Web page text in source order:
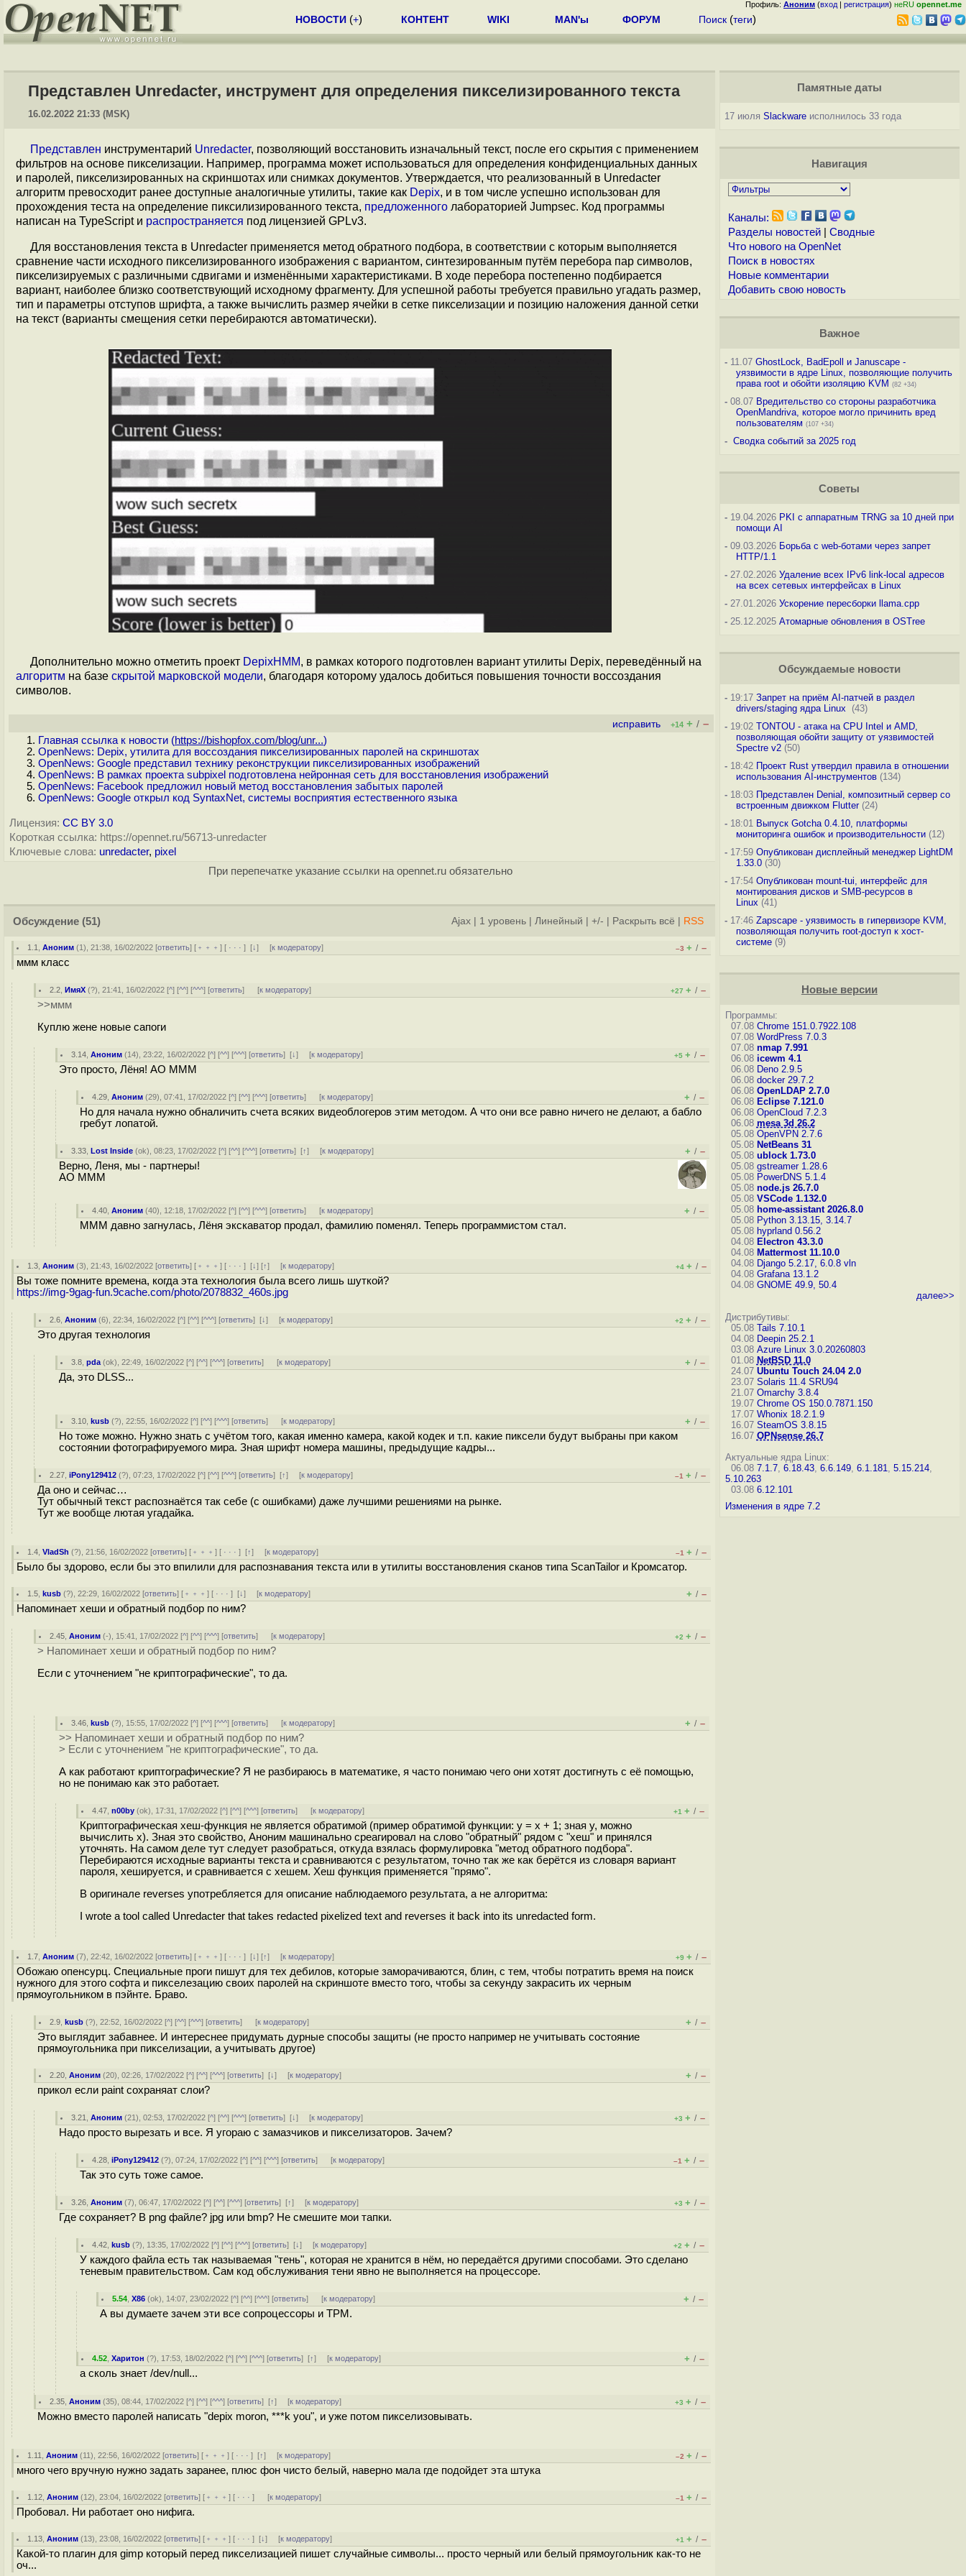
Профиль: Аноним (вход | регистрация) неRU opennet.me
НОВОСТИ (+) КОНТЕНТ WIKI MAN'ы ФОРУМ Поиск (теги)
Представлен Unredacter, инструмент для определения пикселизированного текста
16.02.2022 21:33 (MSK)
Представлен инструментарий Unredacter, позволяющий восстановить изначальный текст, после его скрытия с применением
фильтров на основе пикселизации. Например, программа может использоваться для определения конфиденциальных данных
и паролей, пикселизированных на скриншотах или снимках документов. Утверждается, что реализованный в Unredacter
алгоритм превосходит ранее доступные аналогичные утилиты, такие как Depix, и в том числе успешно использован для
прохождения теста на определение пиксилизированного текста, предложенного лабораторией Jumpsec. Код программы
написан на TypeScript и распространяется под лицензией GPLv3.
Для восстановления текста в Unredacter применяется метод обратного подбора, в соответствии с которым выполняется
сравнение части исходного пикселизированного изображения с вариантом, синтезированным путём перебора пар символов,
пикселизируемых с различными сдвигами и изменёнными характеристиками. В ходе перебора постепенно подбирается
вариант, наиболее близко соответствующий исходному фрагменту. Для успешной работы требуется правильно угадать размер,
тип и параметры отступов шрифта, а также вычислить размер ячейки в сетке пикселизации и позицию наложения данной сетки
на текст (варианты смещения сетки перебираются автоматически).
Дополнительно можно отметить проект DepixHMM, в рамках которого подготовлен вариант утилиты Depix, переведённый на
алгоритм на базе скрытой марковской модели, благодаря которому удалось добиться повышения точности воссоздания
символов.
исправить +14 + / –
Главная ссылка к новости (https://bishopfox.com/blog/unr...)
OpenNews: Depix, утилита для воссоздания пикселизированных паролей на скриншотах
OpenNews: Google представил технику реконструкции пикселизированных изображений
OpenNews: В рамках проекта subpixel подготовлена нейронная сеть для восстановления изображений
OpenNews: Facebook предложил новый метод восстановления забытых паролей
OpenNews: Google открыл код SyntaxNet, системы восприятия естественного языка
Лицензия: CC BY 3.0
Короткая ссылка: https://opennet.ru/56713-unredacter
Ключевые слова: unredacter, pixel
При перепечатке указание ссылки на opennet.ru обязательно
Обсуждение (51) Ajax 1 уровень Линейный +/- Раскрыть всё RSS
1.1 ,Аноним (1), 21:38, 16/02/2022 [ответить] [ ﹢﹢﹢] [ · · ·][↓] [к модератору] –3 + / –
ммм класс
2.2 ,ИмяХ (?), 21:41, 16/02/2022 [^] [^^] [^^^] [ответить] [к модератору] +27 + / –
>>ммм
Куплю жене новые сапоги
3.14 ,Аноним (14), 23:22, 16/02/2022 [^] [^^] [^^^] [ответить][↓] [к модератору] +5 + / –
Это просто, Лёня! АО МММ
4.29 ,Аноним (29), 07:41, 17/02/2022 [^] [^^] [^^^] [ответить] [к модератору] + / –
Но для начала нужно обналичить счета всяких видеоблогеров этим методом. А что они все равно ничего не делают, а бaбло
гребyт лопатой.
3.33 ,Lost Inside (ok), 08:23, 17/02/2022 [^] [^^] [^^^] [ответить][↑] [к модератору] + / –
Верно, Леня, мы - партнеры!
АО МММ
4.40 ,Аноним (40), 12:18, 17/02/2022 [^] [^^] [^^^] [ответить] [к модератору] + / –
МММ давно загнулась, Лёня экскаватор продал, фамилию поменял. Теперь программистом стал.
1.3 ,Аноним (3), 21:43, 16/02/2022 [ответить] [ ﹢﹢﹢] [ · · ·][↓] [↑] [к модератору] +4 + / –
Вы тоже помните времена, когда эта технология была всего лишь шуткой?
https://img-9gag-fun.9cache.com/photo/2078832_460s.jpg
2.6 ,Аноним (6), 22:34, 16/02/2022 [^] [^^] [^^^] [ответить][↓] [к модератору] +2 + / –
Это другая технология
3.8 ,pda (ok), 22:49, 16/02/2022 [^] [^^] [^^^] [ответить] [к модератору] + / –
Да, это DLSS...
3.10 ,kusb (?), 22:55, 16/02/2022 [^] [^^] [^^^] [ответить] [к модератору] + / –
Но тоже можно. Нужно знать с учётом того, какая именно камера, какой кодек и т.п. какие пиксели будут выбраны при каком
состоянии фотографируемого мира. Зная шрифт номера машины, предыдущие кадры...
2.27 ,iPony129412 (?), 07:23, 17/02/2022 [^] [^^] [^^^] [ответить][↑] [к модератору] –1 + / –
Да оно и сейчас…
Тут обычный текст распознаётся так себе (с ошибками) даже лучшими решениями на рынке.
Тут же вообще лютая угадайка.
1.4 ,VladSh (?), 21:56, 16/02/2022 [ответить] [ ﹢﹢﹢] [ · · ·][↑] [к модератору] –1 + / –
Было бы здорово, если бы это впилили для распознавания текста или в утилиты восстановления сканов типа ScanTailor и Кромсатор.
1.5 ,kusb (?), 22:29, 16/02/2022 [ответить] [ ﹢﹢﹢] [ · · ·][↓] [к модератору] + / –
Напоминает хеши и обратный подбор по ним?
2.45 ,Аноним (-), 15:41, 17/02/2022 [^] [^^] [^^^] [ответить] [к модератору] +2 + / –
> Напоминает хеши и обратный подбор по ним?
Если с уточнением "не криптографические", то да.
3.46 ,kusb (?), 15:55, 17/02/2022 [^] [^^] [^^^] [ответить] [к модератору] + / –
>> Напоминает хеши и обратный подбор по ним?
> Если с уточнением "не криптографические", то да.
А как работают криптографические? Я не разбираюсь в математике, я часто понимаю чего они хотят достигнуть с её помощью,
но не понимаю как это работает.
4.47 ,n00by (ok), 17:31, 17/02/2022 [^] [^^] [^^^] [ответить] [к модератору] +1 + / –
Криптографическая хеш-функция не является обратимой (пример обратимой функции: y = x + 1; зная y, можно
вычислить x). Зная это свойство, Аноним машинально среагировал на слово "обратный" рядом с "хеш" и принялся
уточнять. На самом деле тут следует разобраться, откуда взялась формулировка "метод обратного подбора".
Перебираются исходные варианты текста и сравниваются с результатом, точно так же как берётся из словаря вариант
пароля, хешируется, и сравнивается с хешем. Хеш функция применяется "прямо".
В оригинале reverses употребляется для описание наблюдаемого результата, а не алгоритма:
I wrote a tool called Unredacter that takes redacted pixelized text and reverses it back into its unredacted form.
1.7 ,Аноним (7), 22:42, 16/02/2022 [ответить] [ ﹢﹢﹢] [ · · ·][↓] [↑] [к модератору] +9 + / –
Обожаю опенсурц. Специальные проги пишут для тех дебилов, которые заморачиваются, блин, с тем, чтобы потратить время на поиск
нужного для этого софта и пикселезацию своих паролей на скриншоте вместо того, чтобы за секунду закрасить их черным
прямоугольником в пэйнте. Браво.
2.9 ,kusb (?), 22:52, 16/02/2022 [^] [^^] [^^^] [ответить] [к модератору] + / –
Это выглядит забавнее. И интереснее придумать дурные способы защиты (не просто например не учитывать состояние
прямоугольника при пикселизации, а учитывать другое)
2.20 ,Аноним (20), 02:26, 17/02/2022 [^] [^^] [^^^] [ответить][↓] [к модератору] + / –
прикол если paint сохраняат слои?
3.21 ,Аноним (21), 02:53, 17/02/2022 [^] [^^] [^^^] [ответить][↓] [к модератору] +3 + / –
Надо просто вырезать и все. Я угораю с замазчиков и пикселизаторов. Зачем?
4.28 ,iPony129412 (?), 07:24, 17/02/2022 [^] [^^] [^^^] [ответить] [к модератору] –1 + / –
Так это суть тоже самое.
3.26 ,Аноним (7), 06:47, 17/02/2022 [^] [^^] [^^^] [ответить][↑] [к модератору] +3 + / –
Где сохраняет? В png файле? jpg или bmp? Не смешите мои тапки.
4.42 ,kusb (?), 13:35, 17/02/2022 [^] [^^] [^^^] [ответить][↓] [к модератору] +2 + / –
У каждого файла есть так называемая "тень", которая не хранится в нём, но передаётся другими способами. Это сделано
теневым правительством. Сам код обслуживания тени явно не выполняется на процессоре.
5.54 ,X86 (ok), 14:07, 23/02/2022 [^] [^^] [^^^] [ответить] [к модератору] + / –
А вы думаете зачем эти все сопроцессоры и TPM.
4.52 ,Харитон (?), 17:53, 18/02/2022 [^] [^^] [^^^] [ответить][↑] [к модератору] + / –
а сколь знает /dev/null...
2.35 ,Аноним (35), 08:44, 17/02/2022 [^] [^^] [^^^] [ответить][↑] [к модератору] +3 + / –
Можно вместо паролей написать "depix moron, ***k you", и уже потом пикселизовывать.
1.11 ,Аноним (11), 22:56, 16/02/2022 [ответить] [ ﹢﹢﹢] [ · · ·][↑] [к модератору] –2 + / –
много чего вручную нужно задать заранее, плюс фон чисто белый, наверно мала где подойдет эта штука
1.12 ,Аноним (12), 23:04, 16/02/2022 [ответить] [ ﹢﹢﹢] [ · · ·] [к модератору] –1 + / –
Пробовал. Ни работает оно нифига.
1.13 ,Аноним (13), 23:08, 16/02/2022 [ответить] [ ﹢﹢﹢] [ · · ·][↓] [к модератору] +1 + / –
Какой-то плагин для gimp который перед пикселизацией пишет случайные символы... просто черный или белый прямоугольник как-то не
оч...
Памятные даты
17 июля Slackwareисполнилось 33 года
Навигация
Каналы:
Разделы новостей| Сводные
Что нового на OpenNet
Поиск в новостях
Новые комментарии
Добавить свою новость
Важное
-11.07 GhostLock, BadEpoll и Januscape -
уязвимости в ядре Linux, позволяющие получить
права root и обойти изоляцию KVM (82 +34)
-08.07 Вредительство со стороны разработчика
OpenMandriva, которое могло причинить вред
пользователям (107 +34)
- Сводка событий за 2025 год
Советы
-19.04.2026 PKI с аппаратным TRNG за 10 дней при
помощи AI
-09.03.2026 Борьба с web-ботами через запрет
HTTP/1.1
-27.02.2026 Удаление всех IPv6 link-local адресов
на всех сетевых интерфейсах в Linux
-27.01.2026 Ускорение пересборки llama.cpp
-25.12.2025 Атомарные обновления в OSTree
Обсуждаемые новости
-19:17 Запрет на приём AI-патчей в раздел
drivers/staging ядра Linux
(43)
-19:02 TONTOU - атака на CPU Intel и AMD,
позволяющая обойти защиту от уязвимостей
Spectre v2(50)
-18:42 Проект Rust утвердил правила в отношении
использования AI-инструментов(134)
-18:03 Представлен Denial, композитный сервер со
встроенным движком Flutter(24)
-18:01 Выпуск Gotcha 0.4.10, платформы
мониторинга ошибок и производительности(12)
-17:59 Опубликован дисплейный менеджер LightDM
1.33.0(30)
-17:54 Опубликован mount-tui, интерфейс для
монтирования дисков и SMB-ресурсов в
Linux (41)
-17:46 Zapscape - уязвимость в гипервизоре KVM,
позволяющая получить root-доступ к хост-
системе(9)
Новые версии
Программы:
07.08 Chrome 151.0.7922.108
07.08 WordPress 7.0.3
07.08 nmap 7.991
06.08 icewm 4.1
06.08 Deno 2.9.5
06.08 docker 29.7.2
06.08 OpenLDAP 2.7.0
06.08 Eclipse 7.121.0
06.08 OpenCloud 7.2.3
06.08 mesa 3d 26.2
05.08 OpenVPN 2.7.6
05.08 NetBeans 31
05.08 ublock 1.73.0
05.08 gstreamer 1.28.6
05.08 PowerDNS 5.1.4
05.08 node.js 26.7.0
05.08 VSCode 1.132.0
05.08 home-assistant 2026.8.0
05.08 Python 3.13.15, 3.14.7
05.08 hyprland 0.56.2
04.08 Electron 43.3.0
04.08 Mattermost 11.10.0
04.08 Django 5.2.17, 6.0.8 vln
04.08 Grafana 13.1.2
04.08 GNOME 49.9, 50.4
далее>>
Дистрибутивы:
05.08 Tails 7.10.1
04.08 Deepin 25.2.1
03.08 Azure Linux 3.0.20260803
01.08 NetBSD 11.0
24.07 Ubuntu Touch 24.04 2.0
23.07 Solaris 11.4 SRU94
21.07 Omarchy 3.8.4
19.07 Chrome OS 150.0.7871.150
17.07 Whonix 18.2.1.9
16.07 SteamOS 3.8.15
16.07 OPNsense 26.7
Актуальные ядра Linux:
06.08 7.1.7, 6.18.43, 6.6.149, 6.1.181, 5.15.214,
5.10.263
03.08 6.12.101
Изменения в ядре 7.2